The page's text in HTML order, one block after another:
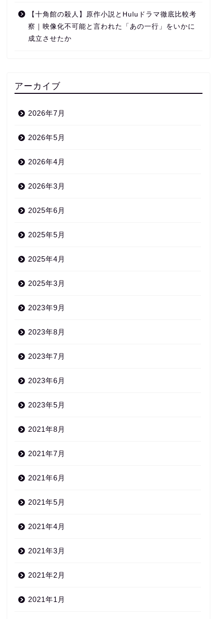
【十角館の殺人】原作小説とHuluドラマ徹底比較考
察｜映像化不可能と言われた「あの一行」をいかに
成立させたか
アーカイブ
2026年7月
2026年5月
2026年4月
2026年3月
2025年6月
2025年5月
2025年4月
2025年3月
2023年9月
2023年8月
2023年7月
2023年6月
2023年5月
2021年8月
2021年7月
2021年6月
2021年5月
2021年4月
2021年3月
2021年2月
2021年1月